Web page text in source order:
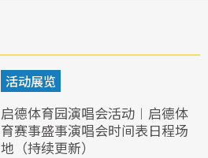
活动展览
启德体育园演唱会活动︱启德体
育赛事盛事演唱会时间表日程场
地（持续更新）